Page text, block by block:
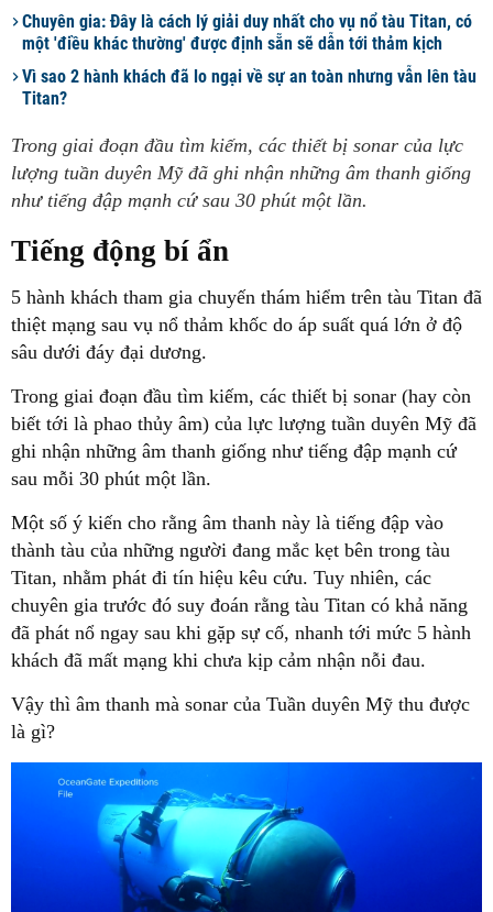
Chuyên gia: Đây là cách lý giải duy nhất cho vụ nổ tàu Titan, có
một 'điều khác thường' được định sẵn sẽ dẫn tới thảm kịch
Vì sao 2 hành khách đã lo ngại về sự an toàn nhưng vẫn lên tàu
Titan?
Trong giai đoạn đầu tìm kiếm, các thiết bị sonar của lực
lượng tuần duyên Mỹ đã ghi nhận những âm thanh giống
như tiếng đập mạnh cứ sau 30 phút một lần.
Tiếng động bí ẩn
5 hành khách tham gia chuyến thám hiểm trên tàu Titan đã
thiệt mạng sau vụ nổ thảm khốc do áp suất quá lớn ở độ
sâu dưới đáy đại dương.
Trong giai đoạn đầu tìm kiếm, các thiết bị sonar (hay còn
biết tới là phao thủy âm) của lực lượng tuần duyên Mỹ đã
ghi nhận những âm thanh giống như tiếng đập mạnh cứ
sau mỗi 30 phút một lần.
Một số ý kiến cho rằng âm thanh này là tiếng đập vào
thành tàu của những người đang mắc kẹt bên trong tàu
Titan, nhằm phát đi tín hiệu kêu cứu. Tuy nhiên, các
chuyên gia trước đó suy đoán rằng tàu Titan có khả năng
đã phát nổ ngay sau khi gặp sự cố, nhanh tới mức 5 hành
khách đã mất mạng khi chưa kịp cảm nhận nỗi đau.
Vậy thì âm thanh mà sonar của Tuần duyên Mỹ thu được
là gì?